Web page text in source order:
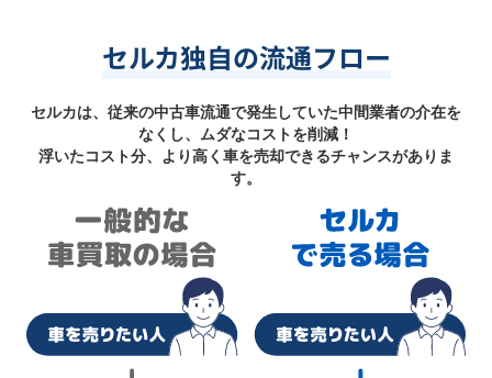
セルカ独自の流通フロー
セルカは、従来の中古車流通で発生していた中間業者の介在を
なくし、ムダなコストを削減！
浮いたコスト分、より高く車を売却できるチャンスがありま
す。